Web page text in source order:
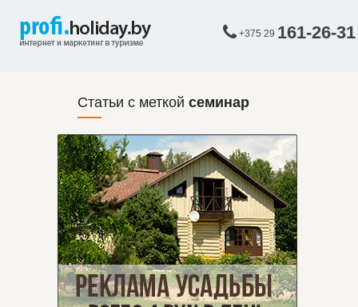
+375 29 161-26-31
Статьи с меткой семинар